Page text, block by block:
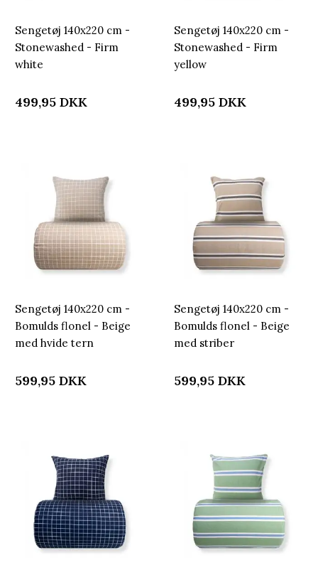
Sengetøj 140x220 cm -
Stonewashed - Firm
white
499,95 DKK
Sengetøj 140x220 cm -
Stonewashed - Firm
yellow
499,95 DKK
Sengetøj 140x220 cm -
Bomulds flonel - Beige
med hvide tern
599,95 DKK
Sengetøj 140x220 cm -
Bomulds flonel - Beige
med striber
599,95 DKK